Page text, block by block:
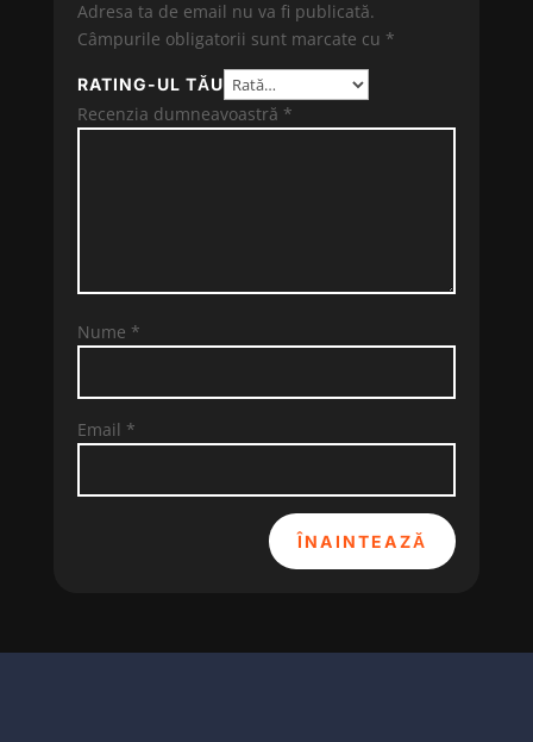
Adresa ta de email nu va fi publicată.
Câmpurile obligatorii sunt marcate cu *
RATING-UL TĂU
Recenzia dumneavoastră *
Nume *
Email *
ÎNAINTEAZĂ